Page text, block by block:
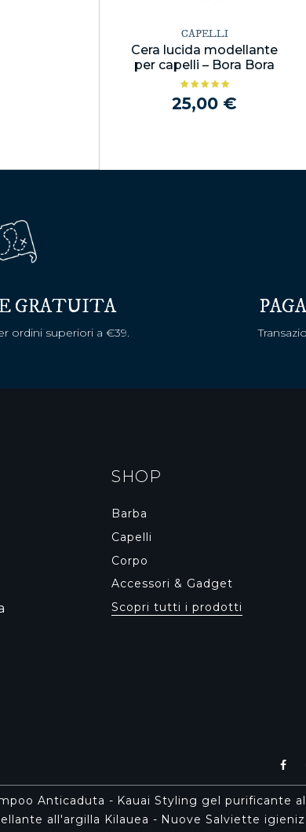
CAPELLI
Cera lucida modellante
per capelli – Bora Bora
25,00 €
GRATUITA
ordini superiori a €39.
SHOP
Barba
Capelli
Corpo
Accessori & Gadget
Scopri tutti i prodotti
Anticaduta - Kauai Styling gel purificante
all'argilla Kilauea - Nuove Salviette